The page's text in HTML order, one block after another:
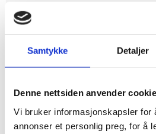
Samtykke Detaljer
Denne nettsiden anvender
Vi bruker informasjonskapsler for
annonser et personlig preg, for å
Brannskader
Bruk av hjertestarter